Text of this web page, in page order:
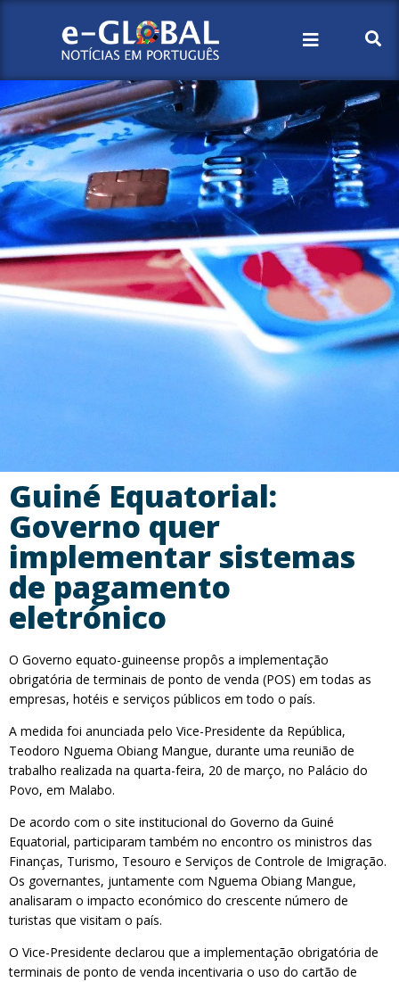
Guiné Equatorial:
Governo quer
implementar sistemas
de pagamento
eletrónico
O Governo equato-guineense propôs a implementação
obrigatória de terminais de ponto de venda (POS) em todas as
empresas, hotéis e serviços públicos em todo o país.
A medida foi anunciada pelo Vice-Presidente da República,
Teodoro Nguema Obiang Mangue, durante uma reunião de
trabalho realizada na quarta-feira, 20 de março, no Palácio do
Povo, em Malabo.
De acordo com o site institucional do Governo da Guiné
Equatorial, participaram também no encontro os ministros das
Finanças, Turismo, Tesouro e Serviços de Controle de Imigração.
Os governantes, juntamente com Nguema Obiang Mangue,
analisaram o impacto económico do crescente número de
turistas que visitam o país.
O Vice-Presidente declarou que a implementação obrigatória de
terminais de ponto de venda incentivaria o uso do cartão de